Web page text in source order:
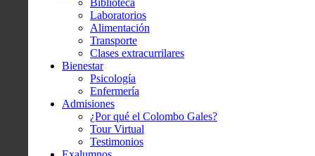
Biblioteca
Laboratorios
Alimentación
Transporte
Clases extracurrilares
Bienestar
Psicología
Enfermería
Admisiones
¿Por qué el Colombo Gales?
Tour Virtual
Testimonios